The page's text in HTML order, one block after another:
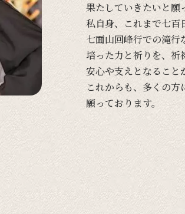
果たしていきたいと願
私自身、
これまで七百
七面山回峰行での滝行
培った力と祈りを、 祈
安心や支えとなる こと
これからも、 多くの方
願っております。